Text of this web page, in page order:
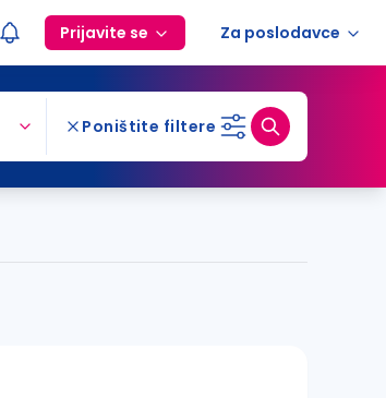
Prijavite se Za poslodavce
Poništite filtere